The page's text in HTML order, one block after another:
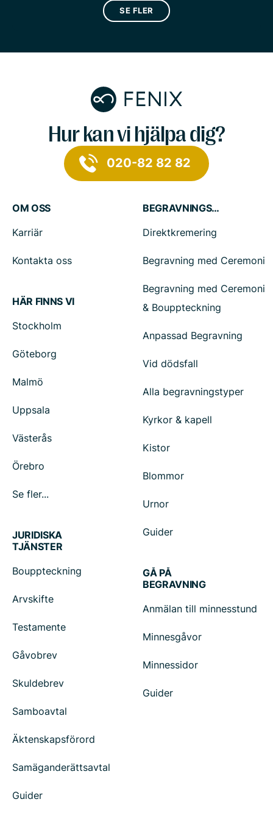
SE FLER
Hur kan vi hjälpa dig?
020-82 82 82
OM OSS
Karriär
Kontakta oss
HÄR FINNS VI
Stockholm
Göteborg
Malmö
Uppsala
Västerås
Örebro
Se fler...
BEGRAVNINGSTJÄNSTER
Direktkremering
Begravning med Ceremoni
Begravning med Ceremoni
& Bouppteckning
Anpassad Begravning
Vid dödsfall
Alla begravningstyper
Kyrkor & kapell
Kistor
Blommor
Urnor
Guider
JURIDISKA
TJÄNSTER
Bouppteckning
Arvskifte
Testamente
Gåvobrev
Skuldebrev
Samboavtal
Äktenskapsförord
Samäganderättsavtal
Guider
GÅ PÅ
BEGRAVNING
Anmälan till minnesstund
Minnesgåvor
Minnessidor
Guider